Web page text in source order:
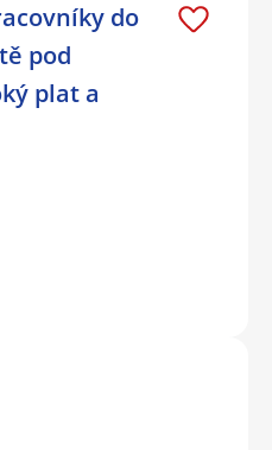
do
pod
plat a